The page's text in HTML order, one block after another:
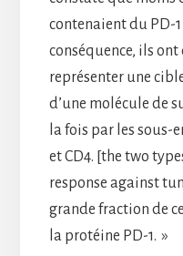
contenaient du PD-1
conséquence, ils ont
représenter une
d’une molécule de
la fois par les sous-
et CD4. [the two
response against
grande fraction de
la protéine PD-1. »